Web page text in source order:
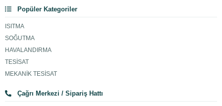
Popüler Kategoriler
ISITMA
SOĞUTMA
HAVALANDIRMA
TESİSAT
MEKANİK TESİSAT
Çağrı Merkezi / Sipariş Hattı